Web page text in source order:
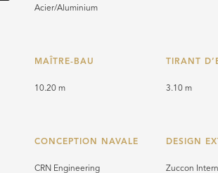
Acier/Aluminium
MAÎTRE-BAU
10.20 m
TIRANT
3.10 m
CONCEPTION NAVALE
CRN Engineering
DESIGN
Zuccon